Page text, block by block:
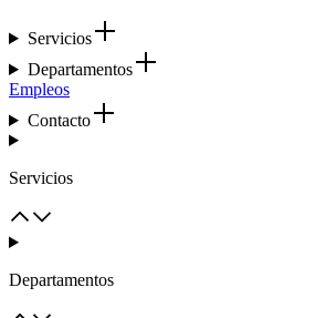
Servicios
Departamentos
Empleos
Contacto
Servicios
Departamentos